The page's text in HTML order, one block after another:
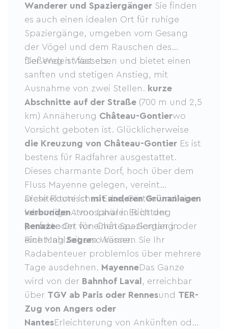
Wanderer und Spaziergänger Sie finden
es auch einen idealen Ort für ruhige
Spaziergänge, umgeben vom Gesang
der Vögel und dem Rauschen des
fließenden Wassers.
Der Weg ist fast eben und bietet einen
sanften und stetigen Anstieg, mit
Ausnahme von zwei Stellen. kurze
Abschnitte auf der Straße (700 m und 2,5
km) Annäherung Château-Gontierwo
Vorsicht geboten ist. Glücklicherweise
die Kreuzung von Château-Gontier Es ist
bestens für Radfahrer ausgestattet.
Dieses charmante Dorf, hoch über dem
Fluss Mayenne gelegen, vereint
architektonisches Erbe, Gärten und eine
lebendige Atmosphäre. Es ist der
perfekte Ort für einen Spaziergang oder
eine Mahlzeit am Wasser.
Diese Route istmit anderen Grünanlagen
verbunden: von Laval in Richtung
Renazeoder von Château-Gontier in
RichtungSegreso können Sie Ihr
Radabenteuer problemlos über mehrere
Tage ausdehnen. MayenneDas Ganze
wird von der Bahnhof Laval , erreichbar
über TGV ab Paris oder Rennesund TER-
Zug von Angers oder
NantesErleichterung von Ankünften oder